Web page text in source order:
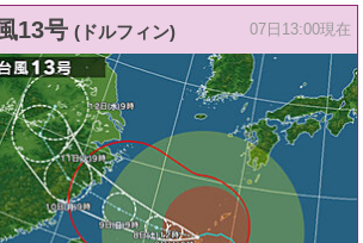
13号 (ドルフィン) 07日13:00現在